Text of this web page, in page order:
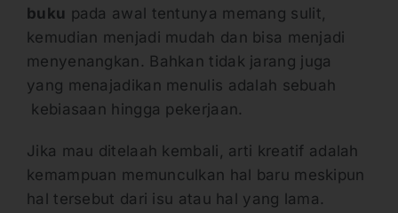
buku pada awal tentunya memang sulit,
kemudian menjadi mudah dan bisa menjadi
menyenangkan. Bahkan tidak jarang juga
yang menajadikan menulis adalah sebuah
kebiasaan hingga pekerjaan.
Jika mau ditelaah kembali, arti kreatif adalah
kemampuan memunculkan hal baru meskipun
hal tersebut dari isu atau hal yang lama.